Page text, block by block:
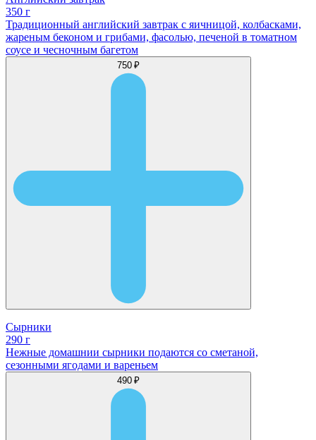
350 г
Традиционный английский завтрак с яичницой, колбасками,
жареным беконом и грибами, фасолью, печеной в томатном
соусе и чесночным багетом
750 ₽
Сырники
290 г
Нежные домашнии сырники подаются со сметаной,
сезонными ягодами и вареньем
490 ₽